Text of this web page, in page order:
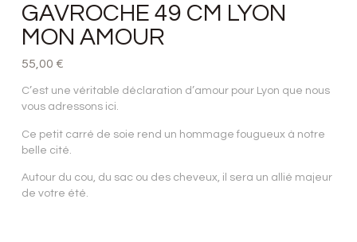
GAVROCHE 49 CM LYON
MON AMOUR
55,00 €
C’est une véritable déclaration d’amour pour Lyon que nous
vous adressons ici.
Ce petit carré de soie rend un hommage fougueux à notre
belle cité.
Autour du cou, du sac ou des cheveux, il sera un allié majeur
de votre été.